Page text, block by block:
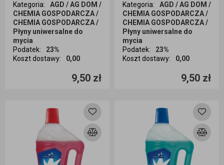
Kategoria:
AGD / AG DOM /
CHEMIA GOSPODARCZA /
CHEMIA GOSPODARCZA /
Płyny uniwersalne do
mycia
Podatek:
23%
Koszt dostawy: 0,00
9,50 zł
Ilość sztuk
Kategoria:
AGD / AG DOM /
CHEMIA GOSPODARCZA /
CHEMIA GOSPODARCZA /
Płyny uniwersalne do
mycia
Podatek:
23%
Koszt dostawy: 0,00
9,50 zł
Ilość sztuk